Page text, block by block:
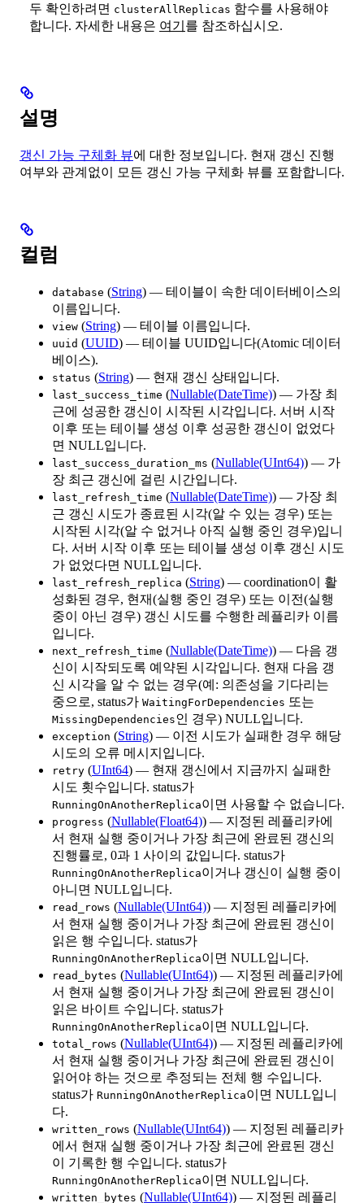
두 확인하려면 clusterAllReplicas 함수를 사용해야
합니다. 자세한 내용은 여기 를 참조하십시오.
설명
갱신 가능 구체화 뷰에 대한 정보입니다. 현재 갱신 진행
여부와 관계없이 모든 갱신 가능 구체화 뷰를 포함합니다.
컬럼
database (String) — 테이블이 속한 데이터베이스의
이름입니다.
view (String) — 테이블 이름입니다.
uuid (UUID) — 테이블 UUID입니다(Atomic 데이터
베이스).
status (String) — 현재 갱신 상태입니다.
last_success_time (Nullable(DateTime)) — 가장 최
근에 성공한 갱신이 시작된 시각입니다. 서버 시작
이후 또는 테이블 생성 이후 성공한 갱신이 없었다
면 NULL입니다.
last_success_duration_ms (Nullable(UInt64)) — 가
장 최근 갱신에 걸린 시간입니다.
last_refresh_time (Nullable(DateTime)) — 가장 최
근 갱신 시도가 종료된 시각(알 수 있는 경우) 또는
시작된 시각(알 수 없거나 아직 실행 중인 경우)입니
다. 서버 시작 이후 또는 테이블 생성 이후 갱신 시도
가 없었다면 NULL입니다.
last_refresh_replica (String) — coordination이 활
성화된 경우, 현재(실행 중인 경우) 또는 이전(실행
중이 아닌 경우) 갱신 시도를 수행한 레플리카 이름
입니다.
next_refresh_time (Nullable(DateTime)) — 다음 갱
신이 시작되도록 예약된 시각입니다. 현재 다음 갱
신 시각을 알 수 없는 경우(예: 의존성을 기다리는
중으로, status가 WaitingForDependencies 또는
MissingDependencies인 경우) NULL입니다.
exception (String) — 이전 시도가 실패한 경우 해당
시도의 오류 메시지입니다.
retry (UInt64) — 현재 갱신에서 지금까지 실패한
시도 횟수입니다. status가
RunningOnAnotherReplica이면 사용할 수 없습니다.
progress (Nullable(Float64)) — 지정된 레플리카에
서 현재 실행 중이거나 가장 최근에 완료된 갱신의
진행률로, 0과 1 사이의 값입니다. status가
RunningOnAnotherReplica이거나 갱신이 실행 중이
아니면 NULL입니다.
read_rows (Nullable(UInt64)) — 지정된 레플리카에
서 현재 실행 중이거나 가장 최근에 완료된 갱신이
읽은 행 수입니다. status가
RunningOnAnotherReplica이면 NULL입니다.
read_bytes (Nullable(UInt64)) — 지정된 레플리카에
서 현재 실행 중이거나 가장 최근에 완료된 갱신이
읽은 바이트 수입니다. status가
RunningOnAnotherReplica이면 NULL입니다.
total_rows (Nullable(UInt64)) — 지정된 레플리카에
서 현재 실행 중이거나 가장 최근에 완료된 갱신이
읽어야 하는 것으로 추정되는 전체 행 수입니다.
status가 RunningOnAnotherReplica이면 NULL입니
다.
written_rows (Nullable(UInt64)) — 지정된 레플리카
에서 현재 실행 중이거나 가장 최근에 완료된 갱신
이 기록한 행 수입니다. status가
RunningOnAnotherReplica이면 NULL입니다.
written_bytes (Nullable(UInt64)) — 지정된 레플리